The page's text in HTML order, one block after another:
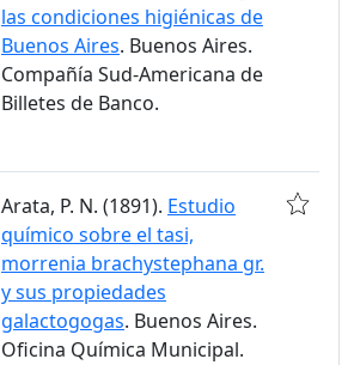
las condiciones higiénicas de
Buenos Aires. Buenos Aires.
Compañía Sud-Americana de
Billetes de Banco.
Arata, P. N. (1891). Estudio
químico sobre el tasi,
morrenia brachystephana gr.
y sus propiedades
galactogogas. Buenos Aires.
Oficina Química Municipal.